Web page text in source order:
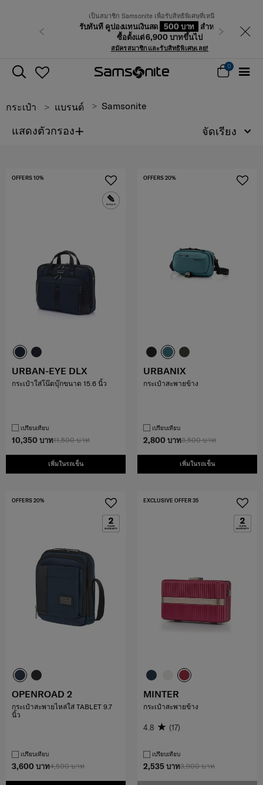
เป็นสมาชิก Samsonite เพื่อรับสิทธิพิเศษที่เหนือกว่า
รับทันที คูปองแทนเงินสด 500 บาท สำหรับคำสั่ง
ซื้อตั้งแต่ 6,900 บาทขึ้นไป
สมัครสมาชิกและรับสิทธิพิเศษเลย!
ถัดไป
0
กระเป๋า แบรนด์ Samsonite
แสดงตัวกรอง+ จัดเรียง
11,500 บาท
10,350 บาท
เพิ่มในรถเข็น
OFFERS 10%
URBAN-EYE DLX
กระเป๋าใส่โน๊ตบุ๊กขนาด 15.6 นิ้ว
เปรียบเทียบ
3,500 บาท
2,800 บาท
เพิ่มในรถเข็น
OFFERS 20%
URBANIX
กระเป๋าสะพายข้าง
เปรียบเทียบ
4,500 บาท
3,600 บาท
OFFERS 20%
OPENROAD 2
กระเป๋าสะพายไหล่ใส่ TABLET 9.7
นิ้ว
เปรียบเทียบ
3,900 บาท
2,535 บาท
EXCLUSIVE OFFER 35
MINTER
กระเป๋าสะพายข้าง
4.8 (17)
เปรียบเทียบ